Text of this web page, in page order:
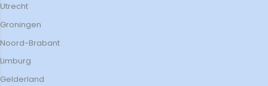
Utrecht
Groningen
Noord-Brabant
Limburg
Gelderland